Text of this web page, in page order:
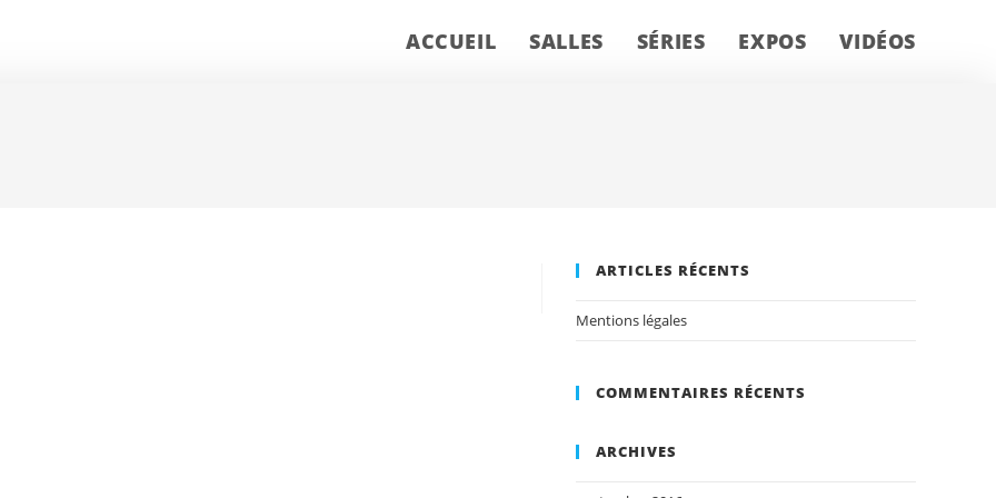
ACCUEIL SALLES SÉRIES EXPOS VIDÉOS
ARTICLES RÉCENTS
Mentions légales
COMMENTAIRES RÉCENTS
ARCHIVES